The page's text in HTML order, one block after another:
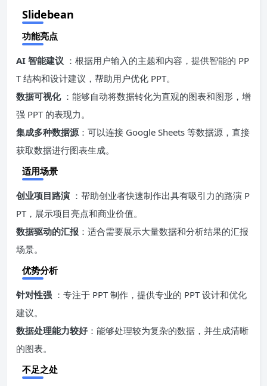
Slidebean
功能亮点
AI 智能建议 ：根据用户输入的主题和内容，提供智能的 PP
T 结构和设计建议，帮助用户优化 PPT。
数据可视化 ：能够自动将数据转化为直观的图表和图形，增
强 PPT 的表现力。
集成多种数据源 ：可以连接 Google Sheets 等数据源，直接
获取数据进行图表生成。
适用场景
创业项目路演 ：帮助创业者快速制作出具有吸引力的路演 P
PT，展示项目亮点和商业价值。
数据驱动的汇报 ：适合需要展示大量数据和分析结果的汇报
场景。
优势分析
针对性强 ：专注于 PPT 制作，提供专业的 PPT 设计和优化
建议。
数据处理能力较好：能够处理较为复杂的数据，并生成清晰
的图表。
不足之处